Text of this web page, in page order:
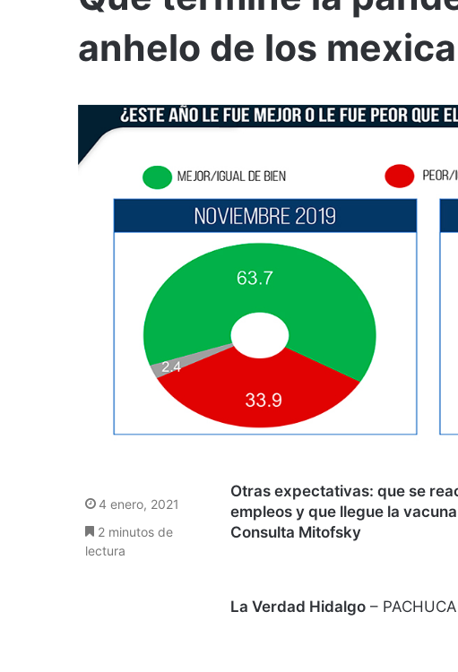
anhelo de los
Otras expectativas: que se
empleos y que llegue la
Consulta Mitofsky
La Verdad Hidalgo – PACHUCA
4 enero, 2021
2 minutos de
lectura